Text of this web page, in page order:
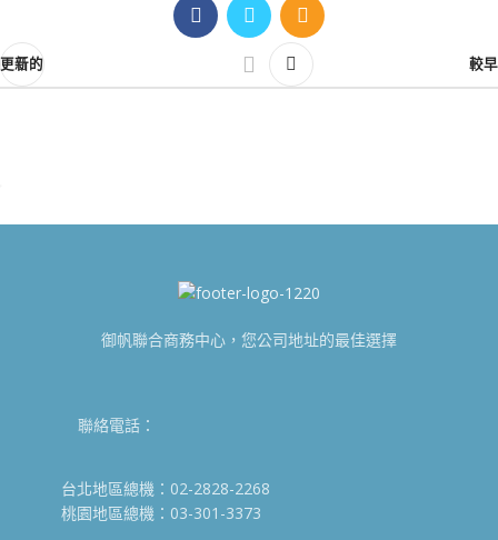
更新的 較早
御帆聯合商務中心，您公司地址的最佳選擇
聯絡電話：
台北地區總機：02-2828-2268
桃園地區總機：03-301-3373